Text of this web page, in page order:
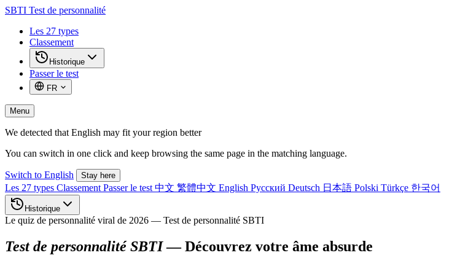
SBTI Test de personnalité
Les 27 types
Classement
Historique
Passer le test
FR
Menu
We detected that English may fit your region better
You can switch in one click and keep browsing the same page in the matching language.
Switch to English Stay here
Les 27 types Classement Passer le test 中文 繁體中文 English Русский Deutsch 日本語 Polski Türkçe 한국어
Historique
Le quiz de personnalité viral de 2026 — Test de personnalité SBTI
Test de personnalité SBTI— Découvrez votre âme absurde